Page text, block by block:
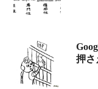
押さ